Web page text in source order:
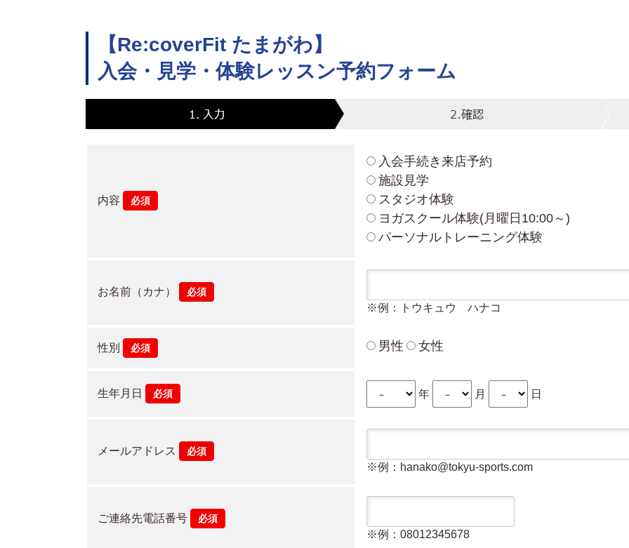
【Re:coverFit たまがわ】
入会・見学・体験レッスン予約フォーム
内容 必須
入会手続き来店予約
施設見学
スタジオ体験
ヨガスクール体験(月曜日10:00～)
パーソナルトレーニング体験
お名前（カナ） 必須
※例：トウキュウ ハナコ
性別 必須 男性 女性
生年月日 必須 年 月 日
メールアドレス 必須
※例：hanako@tokyu-sports.com
ご連絡先電話番号 必須
※例：08012345678